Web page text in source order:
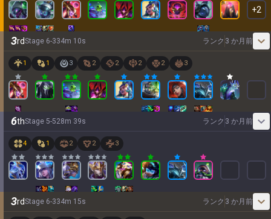
+2
3rdStage 6-334m 10s ランク 3 か月前
1 1 3 2 2 2 2 3
6thStage 5-528m 39s ランク 3 か月前
4 1 2 2 3
3rdStage 6-334m 15s ランク 3 か月前